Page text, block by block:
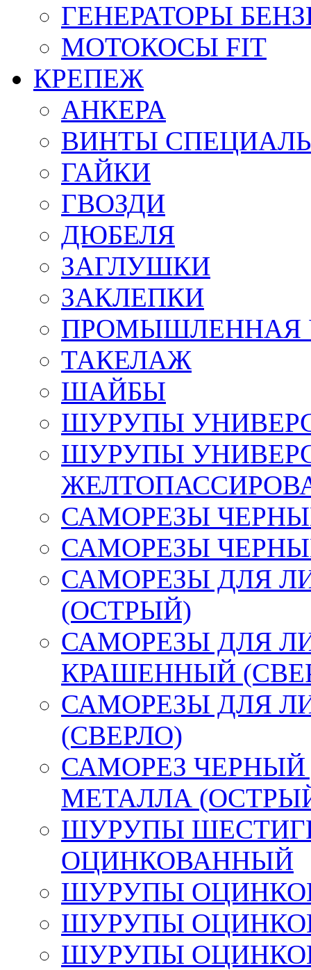
ГЕНЕРАТОРЫ
МОТОКОСЫ FIT
КРЕПЕЖ
АНКЕРА
ВИНТЫ
ГАЙКИ
ГВОЗДИ
ДЮБЕЛЯ
ЗАГЛУШКИ
ЗАКЛЕПКИ
ПРОМЫШЛЕННАЯ
ТАКЕЛАЖ
ШАЙБЫ
ШУРУПЫ
ШУРУПЫ
САМОРЕЗЫ
САМОРЕЗЫ
САМОРЕЗЫ ДЛЯ
(ОСТРЫЙ)
САМОРЕЗЫ ДЛЯ
КРАШЕННЫЙ
САМОРЕЗЫ ДЛЯ
(СВЕРЛО)
САМОРЕЗ
МЕТАЛЛА
ШУРУПЫ
ОЦИНКОВАННЫЙ
ШУРУПЫ
ШУРУПЫ
ШУРУПЫ